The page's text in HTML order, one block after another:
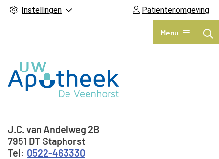
Instellingen Patiëntenomgeving
Hoofdmenu
Menu
Adresgegevens
J.C. van Andelweg 2B
7951 DT Staphorst
0522-463330